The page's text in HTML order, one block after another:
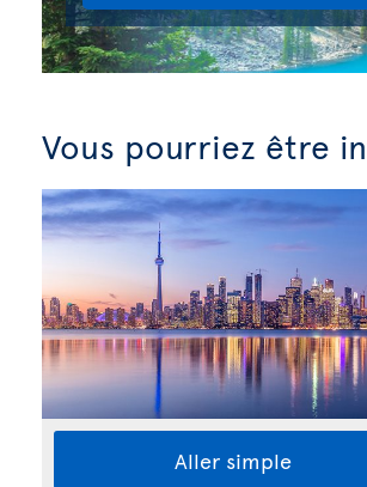
Vous pourriez être
Aller simple